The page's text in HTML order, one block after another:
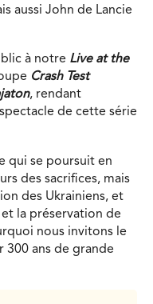
aussi John de Lancie
à notre Live at the
Crash Test
, rendant
de cette série
qui se poursuit en
des sacrifices, mais
des Ukrainiens, et
la préservation de
nous invitons le
300 ans de grande